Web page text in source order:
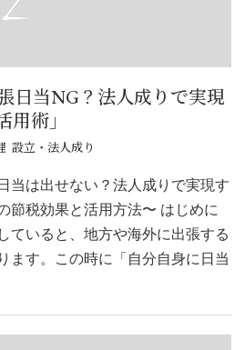
日当NG？法人成りで実現
術」
設立・法人成り
当は出せない？法人成りで実現す
節税効果と活用方法〜 はじめに
ていると、地方や海外に出張する
ます。この時に「自分自身に日当